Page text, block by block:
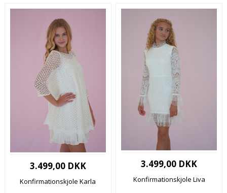
3.499,00 DKK
Konfirmationskjole Karla
3.499,00 DKK
Konfirmationskjole Liva